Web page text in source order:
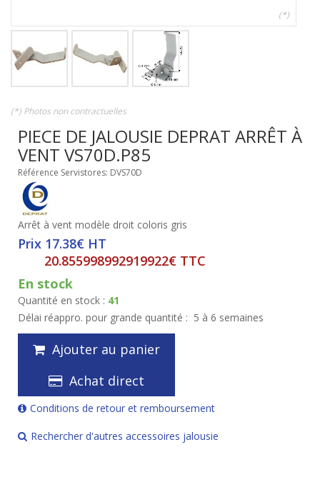
(*)
(*) Photos non contractuelles
PIECE DE JALOUSIE DEPRAT ARRÊT À
VENT VS70D.P85
Référence Servistores: DVS70D
Arrêt à vent modèle droit coloris gris
Prix 17.38€ HT
20.855998992919922€ TTC
En stock
Quantité en stock : 41
Délai réappro. pour grande quantité : 5 à 6 semaines
Ajouter au panier
Achat direct
Conditions de retour et remboursement
Rechercher d'autres accessoires jalousie